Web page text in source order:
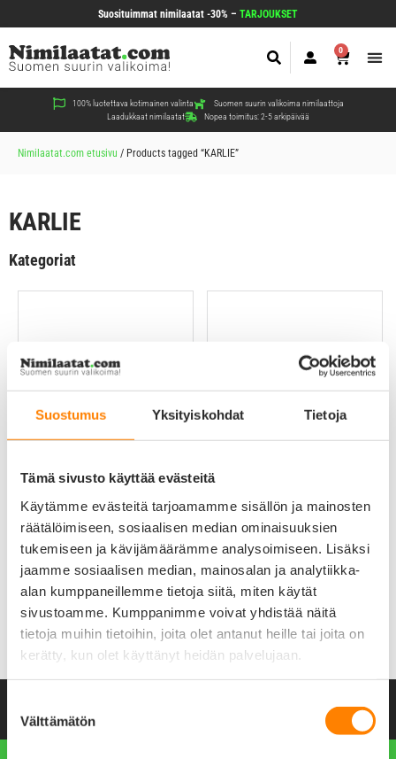
Suostumus Yksityiskohdat Tietoja
Tämä sivusto käyttää evästeitä
Käytämme evästeitä tarjoamamme sisällön ja mainosten
räätälöimiseen, sosiaalisen median ominaisuuksien
tukemiseen ja kävijämäärämme analysoimiseen. Lisäksi
jaamme sosiaalisen median, mainosalan ja analytiikka-
alan kumppaneillemme tietoja siitä, miten käytät
sivustoamme. Kumppanimme voivat yhdistää näitä
tietoja muihin tietoihin, joita olet antanut heille tai joita on
kerätty, kun olet käyttänyt heidän palvelujaan.
valinta
Välttämätön
Suosituimmat nimilaatat -30% – TARJOUKSET
0
100% luotettava kotimainen valinta
Suomen suurin valikoima nimilaattoja
Laadukkaat nimilaatat
Nopea toimitus: 2-5 arkipäivää
Nimilaatat.com etusivu / Products tagged “KARLIE”
KARLIE
Kategoriat
LED-TURVATUOTTEET
ALE -50%
KAULAPANNAT JA HIHNAT
KOIRAN KUPIT MUUT TUOTTEET
NIMILAATAT.COM PÄHKINÄNKUORESSA